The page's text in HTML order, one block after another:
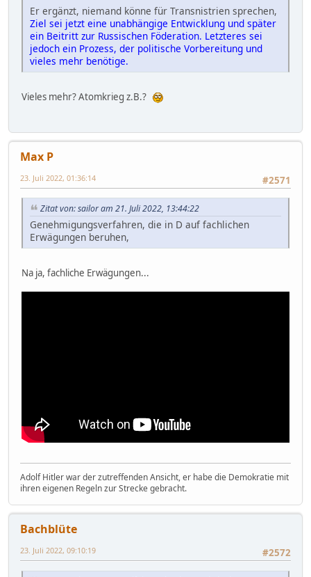
Er ergänzt, niemand könne für Transnistrien sprechen,
Ziel sei jetzt eine unabhängige Entwicklung und später
ein Beitritt zur Russischen Föderation. Letzteres sei
jedoch ein Prozess, der politische Vorbereitung und
vieles mehr benötige.
Vieles mehr? Atomkrieg z.B.?
Max P
#2571
23. Juli 2022, 01:36:14
Zitat von: sailor am 21. Juli 2022, 13:44:22
Genehmigungsverfahren, die in D auf fachlichen
Erwägungen beruhen,
Na ja, fachliche Erwägungen...
Adolf Hitler war der zutreffenden Ansicht, er habe die Demokratie mit
ihren eigenen Regeln zur Strecke gebracht.
Bachblüte
#2572
23. Juli 2022, 09:10:19